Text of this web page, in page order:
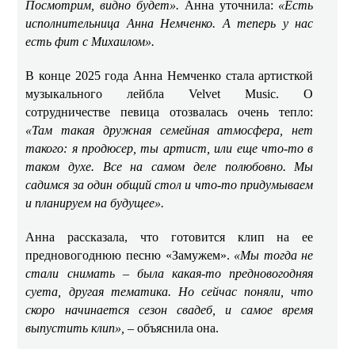
Посмотрим, видно будет». Анна уточнила: «Есть
исполнительница Анна Немченко. А теперь у нас
есть фит с Михаилом».
В конце 2025 года Анна Немченко стала артисткой
музыкального лейбла Velvet Music. О
сотрудничестве певица отозвалась очень тепло:
«Там такая дружная семейная атмосфера, нет
такого: я продюсер, ты артист, или еще что-то в
таком духе. Все на самом деле полюбовно. Мы
садимся за один общий стол и что-то придумываем
и планируем на будущее».
Анна рассказала, что готовится клип на ее
предновогоднюю песню «Замужем». «Мы тогда не
стали снимать – была какая-то предновогодняя
суета, другая тематика. Но сейчас поняли, что
скоро начинается сезон свадеб, и самое время
выпустить клип», –объяснила она.